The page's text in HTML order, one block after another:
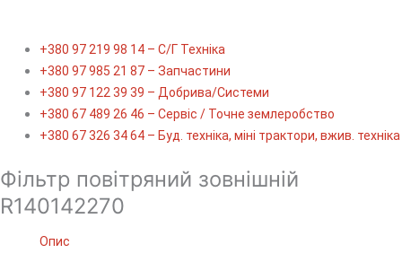
+380 97 219 98 14 – С/Г Техніка
+380 97 985 21 87 – Запчастини
+380 97 122 39 39 – Добрива/Cистеми
+380 67 489 26 46 – Сервіс / Точне землеробство
+380 67 326 34 64 – Буд. техніка, міні трактори, вжив. техніка
Фільтр повітряний зовнішній
R140142270
Опис